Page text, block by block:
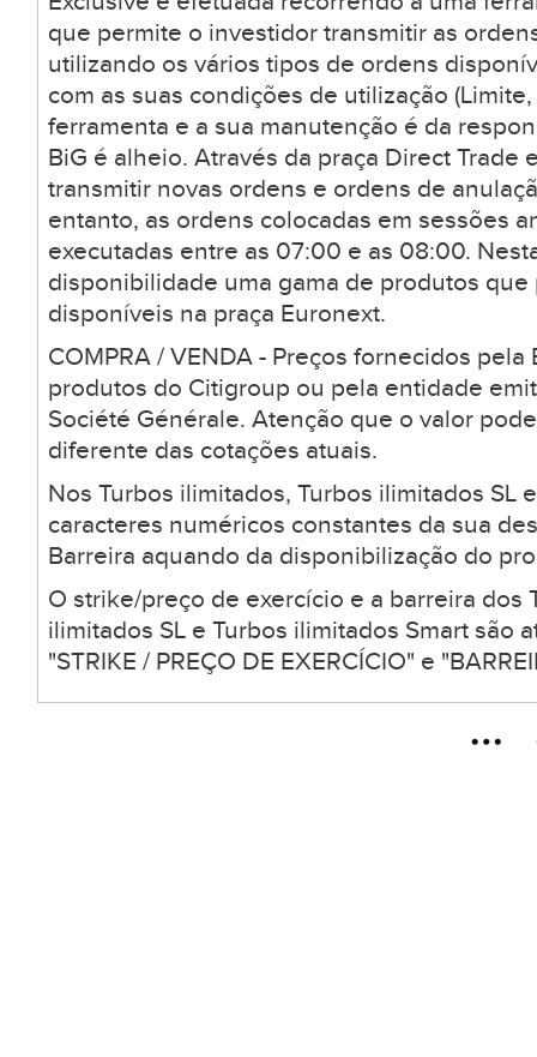
que permite o investidor transmitir as
utilizando os vários tipos de ordens
com as suas condições de utilização
ferramenta e a sua manutenção é da
BiG é alheio. Através da praça Direct Trade
transmitir novas ordens e ordens de
entanto, as ordens colocadas em sessões
executadas entre as 07:00 e as 08:00.
disponibilidade uma gama de produtos
disponíveis na praça Euronext.
COMPRA / VENDA - Preços fornecidos
produtos do Citigroup ou pela entidade
Société Générale. Atenção que o valor
diferente das cotações atuais.
Nos Turbos ilimitados, Turbos ilimitados SL
caracteres numéricos constantes da sua
Barreira aquando da disponibilização do
O strike/preço de exercício e a barreira dos
ilimitados SL e Turbos ilimitados Smart são
"STRIKE / PREÇO DE EXERCÍCIO" e